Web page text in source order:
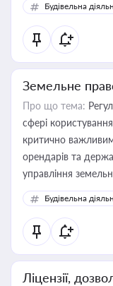
Будівельна
Земельне
Про що тема:
сфері
критично
орендарів та
управління
Будівельна
Ліцензії,